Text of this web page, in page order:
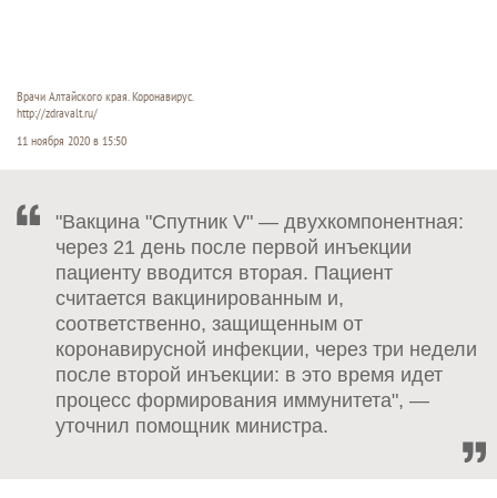
Врачи Алтайского края. Коронавирус.
http://zdravalt.ru/
11 ноября 2020 в 15:50
"Вакцина "Спутник V" — двухкомпонентная:
через 21 день после первой инъекции
пациенту вводится вторая. Пациент
считается вакцинированным и,
соответственно, защищенным от
коронавирусной инфекции, через три недели
после второй инъекции: в это время идет
процесс формирования иммунитета", —
уточнил помощник министра.